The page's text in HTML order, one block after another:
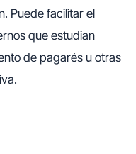
Puede facilitar el
que estudian
de pagarés u otras